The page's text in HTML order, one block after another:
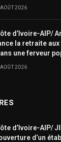
2026
d’Ivoire-AIP/
la retraite
une ferveur
2026
d’Ivoire-AIP/
d’un